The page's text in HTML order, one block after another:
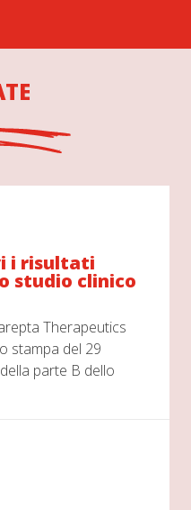
i risultati
studio clinico
Therapeutics
stampa del 29
parte B dello